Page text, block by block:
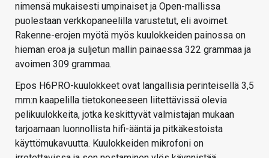
nimensä mukaisesti umpinaiset ja Open-mallissa
puolestaan verkkopaneelilla varustetut, eli avoimet.
Rakenne-erojen myötä myös kuulokkeiden painossa on
hieman eroa ja suljetun mallin painaessa 322 grammaa ja
avoimen 309 grammaa.
Epos H6PRO-kuulokkeet ovat langallisia perinteisellä 3,5
mm:n kaapelilla tietokoneeseen liitettävissä olevia
pelikuulokkeita, jotka keskittyvät valmistajan mukaan
tarjoamaan luonnollista hifi-ääntä ja pitkäkestoista
käyttömukavuutta. Kuulokkeiden mikrofoni on